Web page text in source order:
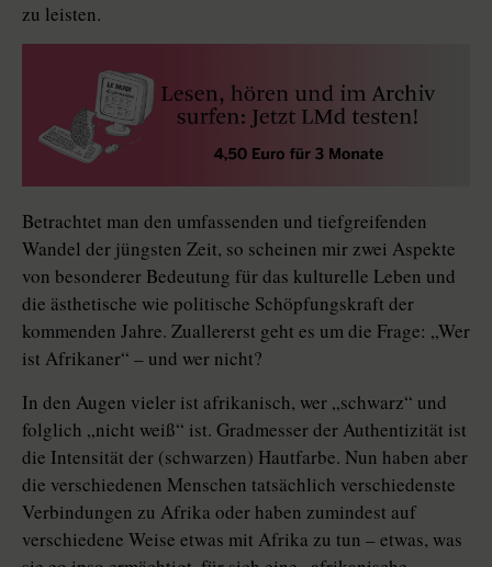
zu leisten.
Betrachtet man den umfassenden und tiefgreifenden
Wandel der jüngsten Zeit, so scheinen mir zwei Aspekte
von besonderer Bedeutung für das kulturelle Leben und
die ästhetische wie politische Schöpfungskraft der
kommenden Jahre. Zuallererst geht es um die Frage: „Wer
ist Afrikaner“ – und wer nicht?
In den Augen vieler ist afrikanisch, wer „schwarz“ und
folglich „nicht weiß“ ist. Gradmesser der Authentizität ist
die Intensität der (schwarzen) Hautfarbe. Nun haben aber
die verschiedenen Menschen tatsächlich verschiedenste
Verbindungen zu Afrika oder haben zumindest auf
verschiedene Weise etwas mit Afrika zu tun – etwas, was